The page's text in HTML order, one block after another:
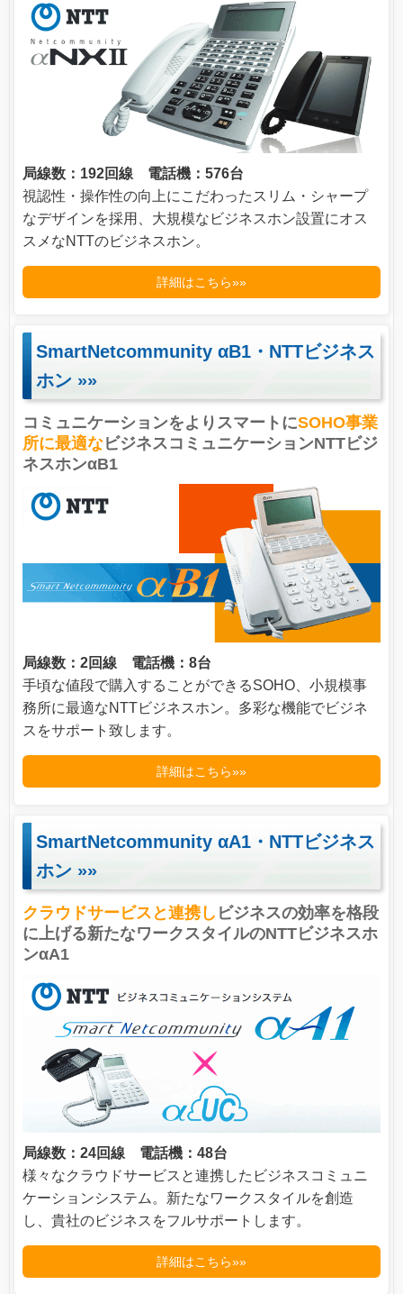
局線数：192回線 電話機：576台
視認性・操作性の向上にこだわったスリム・シャープ
なデザインを採用、大規模なビジネスホン設置にオス
スメなNTTのビジネスホン。
詳細はこちら»»
SmartNetcommunity αB1・NTTビジネス
ホン»»
コミュニケーションをよりスマートにSOHO事業
所に最適なビジネスコミュニケーションNTTビジ
ネスホンαB1
局線数：2回線 電話機：8台
手頃な値段で購入することができるSOHO、小規模事
務所に最適なNTTビジネスホン。多彩な機能でビジネ
スをサポート致します。
詳細はこちら»»
SmartNetcommunity αA1・NTTビジネス
ホン»»
クラウドサービスと連携し ビジネスの効率を格段
に上げる新たなワークスタイルのNTTビジネスホ
ンαA1
局線数：24回線 電話機：48台
様々なクラウドサービスと連携したビジネスコミュニ
ケーションシステム。新たなワークスタイルを創造
し、貴社のビジネスをフルサポートします。
詳細はこちら»»